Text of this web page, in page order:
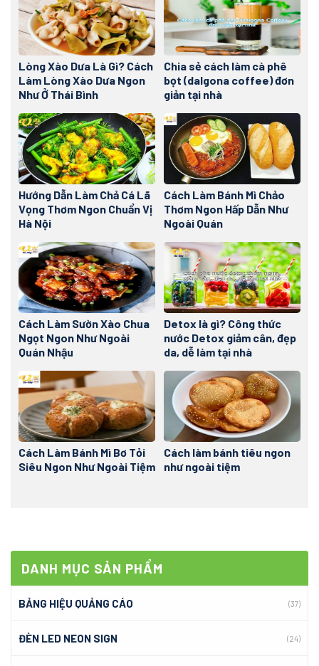
DANH MỤC SẢN PHẨM
BẢNG HIỆU QUẢNG CÁO (37)
ĐÈN LED NEON SIGN (24)
Lòng Xào Dưa Là Gì? Cách
Làm Lòng Xào Dưa Ngon
Như Ở Thái Bình
Chia sẻ cách làm cà phê
bọt (dalgona coffee) đơn
giản tại nhà
Hướng Dẫn Làm Chả Cá Lã
Vọng Thơm Ngon Chuẩn Vị
Hà Nội
Cách Làm Bánh Mì Chảo
Thơm Ngon Hấp Dẫn Như
Ngoài Quán
Cách Làm Sườn Xào Chua
Ngọt Ngon Như Ngoài
Quán Nhậu
Detox là gì? Công thức
nước Detox giảm cân, đẹp
da, dễ làm tại nhà
Cách Làm Bánh Mì Bơ Tỏi
Siêu Ngon Như Ngoài Tiệm
Cách làm bánh tiêu ngon
như ngoài tiệm